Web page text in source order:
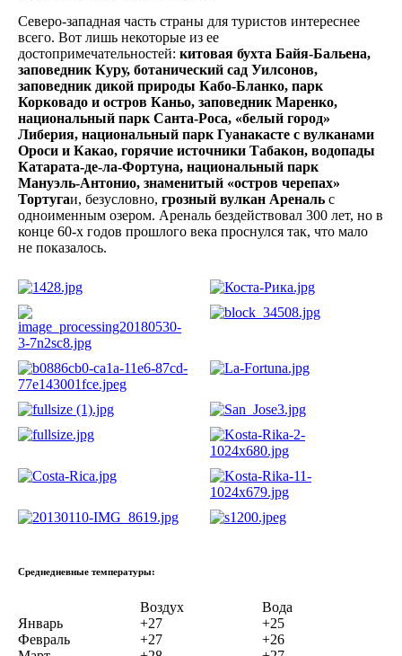
Северо-западная часть страны для туристов интереснее
всего. Вот лишь некоторые из ее
достопримечательностей:китовая бухта Байя-Бальена,
заповедник Куру, ботанический сад Уилсонов,
заповедник дикой природы Кабо-Бланко, парк
Корковадо и остров Каньо, заповедник Маренко,
национальный парк Санта-Роса, «белый город»
Либерия, национальный парк Гуанакасте с вулканами
Ороси и Какао, горячие источники Табакон, водопады
Катарата-де-ла-Фортуна, национальный парк
Мануэль-Антонио, знаменитый «остров черепах»
Тортугаи, безусловно,грозный вулкан Ареналь с
одноименным озером. Ареналь бездействовал 300 лет, но в
конце 60-х годов прошлого века проснулся так, что мало
не показалось.
Среднедневные температуры:
Воздух
Вода
Январь
+27
+25
Февраль
+27
+26